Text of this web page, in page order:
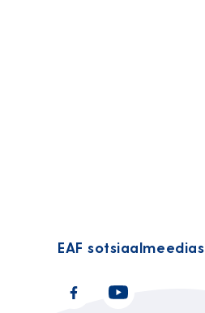
EAF sotsiaalmeedias